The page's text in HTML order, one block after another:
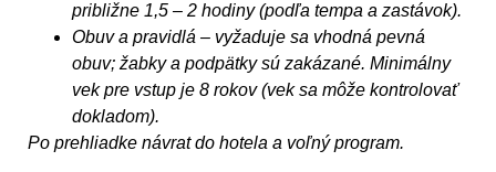
približne 1,5 – 2 hodiny (podľa tempa a zastávok).
Obuv a pravidlá – vyžaduje sa vhodná pevná
obuv; žabky a podpätky sú zakázané. Minimálny
vek pre vstup je 8 rokov (vek sa môže kontrolovať
dokladom).
Po prehliadke návrat do hotela a voľný program.